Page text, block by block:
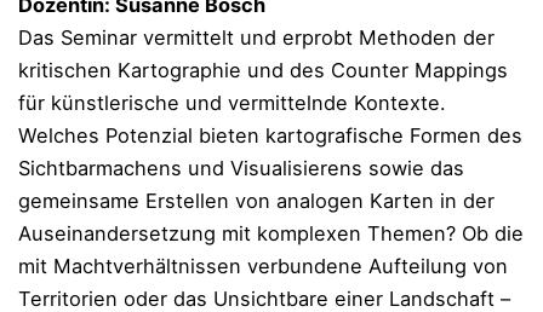
Das Seminar vermittelt und erprobt Methoden der
kritischen Kartographie und des Counter Mappings
für künstlerische und vermittelnde Kontexte.
Welches Potenzial bieten kartografische Formen des
Sichtbarmachens und Visualisierens sowie das
gemeinsame Erstellen von analogen Karten in der
Auseinandersetzung mit komplexen Themen? Ob die
mit Machtverhältnissen verbundene Aufteilung von
Territorien oder das Unsichtbare einer Landschaft –